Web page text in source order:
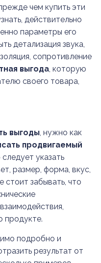
чем купить эти
действительно
параметры его
детализация звука,
сопротивление
выгода, которую
своего товара,
выгоды, нужно как
продвигаемый
следует указать
размер, форма, вкус,
стоит забывать, что
продукте.
подробно и
результат от